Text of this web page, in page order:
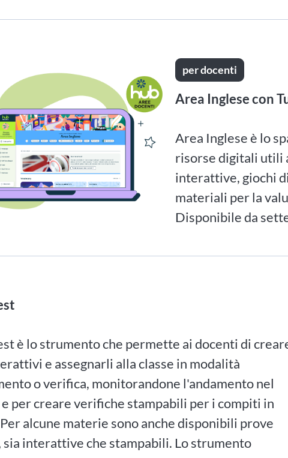
per docenti
Area Inglese con
Area Inglese è lo
risorse digitali utili
interattive, giochi
materiali per la
Disponibile da
è lo strumento che permette ai docenti di
e assegnarli alla classe in modalità
o verifica, monitorandone l'andamento nel
per creare verifiche stampabili per i compiti in
alcune materie sono anche disponibili prove
sia interattive che stampabili. Lo strumento